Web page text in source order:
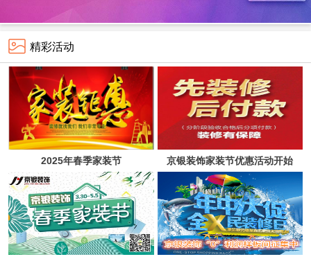
精彩活动
2025年春季家装节
京银装饰家装节优惠活动开始
啦！